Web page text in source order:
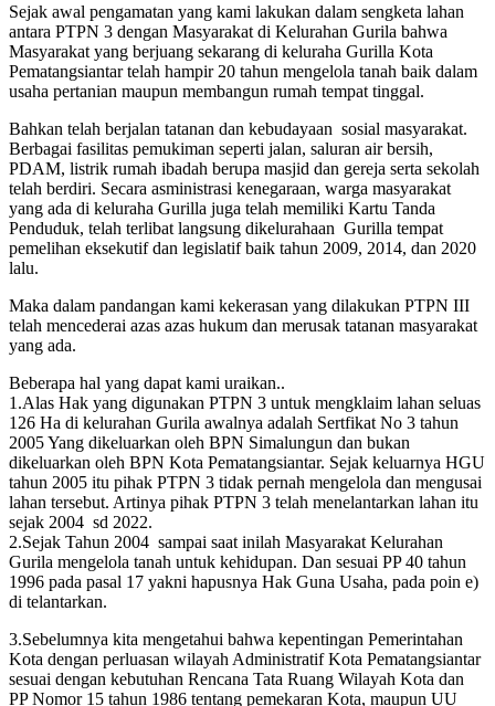
Sejak awal pengamatan yang kami lakukan dalam sengketa lahan
antara PTPN 3 dengan Masyarakat di Kelurahan Gurila bahwa
Masyarakat yang berjuang sekarang di keluraha Gurilla Kota
Pematangsiantar telah hampir 20 tahun mengelola tanah baik dalam
usaha pertanian maupun membangun rumah tempat tinggal.
Bahkan telah berjalan tatanan dan kebudayaan sosial masyarakat.
Berbagai fasilitas pemukiman seperti jalan, saluran air bersih,
PDAM, listrik rumah ibadah berupa masjid dan gereja serta sekolah
telah berdiri. Secara asministrasi kenegaraan, warga masyarakat
yang ada di keluraha Gurilla juga telah memiliki Kartu Tanda
Penduduk, telah terlibat langsung dikelurahaan Gurilla tempat
pemelihan eksekutif dan legislatif baik tahun 2009, 2014, dan 2020
lalu.
Maka dalam pandangan kami kekerasan yang dilakukan PTPN III
telah mencederai azas azas hukum dan merusak tatanan masyarakat
yang ada.
Beberapa hal yang dapat kami uraikan..
1.Alas Hak yang digunakan PTPN 3 untuk mengklaim lahan seluas
126 Ha di kelurahan Gurila awalnya adalah Sertfikat No 3 tahun
2005 Yang dikeluarkan oleh BPN Simalungun dan bukan
dikeluarkan oleh BPN Kota Pematangsiantar. Sejak keluarnya HGU
tahun 2005 itu pihak PTPN 3 tidak pernah mengelola dan mengusai
lahan tersebut. Artinya pihak PTPN 3 telah menelantarkan lahan itu
sejak 2004 sd 2022.
2.Sejak Tahun 2004 sampai saat inilah Masyarakat Kelurahan
Gurila mengelola tanah untuk kehidupan. Dan sesuai PP 40 tahun
1996 pada pasal 17 yakni hapusnya Hak Guna Usaha, pada poin e)
di telantarkan.
3.Sebelumnya kita mengetahui bahwa kepentingan Pemerintahan
Kota dengan perluasan wilayah Administratif Kota Pematangsiantar
sesuai dengan kebutuhan Rencana Tata Ruang Wilayah Kota dan
PP Nomor 15 tahun 1986 tentang pemekaran Kota, maupun UU